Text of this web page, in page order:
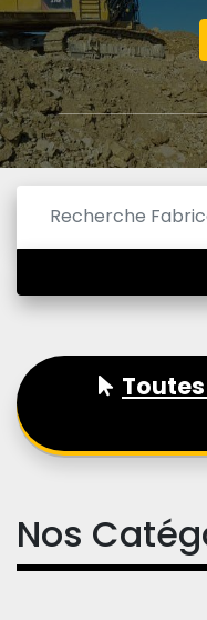
Nos